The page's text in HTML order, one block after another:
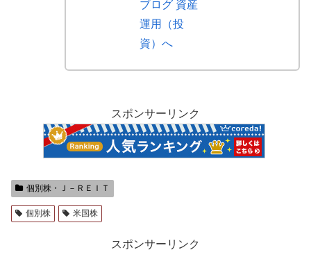
スポンサーリンク
個別株・Ｊ－ＲＥＩＴ
個別株 米国株
スポンサーリンク